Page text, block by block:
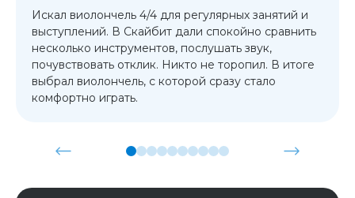
Искал виолончель 4/4 для регулярных занятий и
выступлений. В Скайбит дали спокойно сравнить
несколько инструментов, послушать звук,
почувствовать отклик. Никто не торопил. В итоге
выбрал виолончель, с которой сразу стало
комфортно играть.